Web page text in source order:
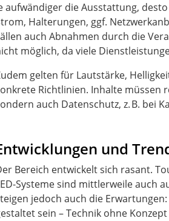
aufwändiger die Ausstattung,
Halterungen, ggf.
auch Abnahmen durch die
möglich, da viele
gelten für Lautstärke,
Richtlinien. Inhalte müssen
auch Datenschutz, z. B. bei
und
Bereich entwickelt sich rasant.
Systeme sind mittlerweile auch
jedoch auch die
sein – Technik ohne